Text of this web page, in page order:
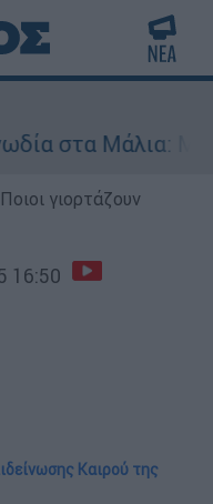
Μητέρα
γιορτάζουν
16:50
Καιρού της